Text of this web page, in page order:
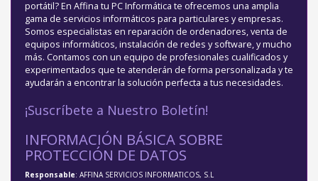
portátil? En Affina tu PC Informática te ofrecemos una amplia
gama de servicios informáticos para particulares y empresas.
Somos especialistas en reparación de ordenadores, venta de
equipos informáticos, instalación de redes y software, y mucho
más. Contamos con un equipo de profesionales cualificados y
experimentados que te atenderán de forma personalizada y te
ayudarán a encontrar la solución perfecta a tus necesidades.
¡Suscríbete a Nuestro Boletín!
INFORMACIÓN BÁSICA SOBRE
PROTECCIÓN DE DATOS
Responsable: AFFINA SERVICIOS INFORMATICOS, S.L